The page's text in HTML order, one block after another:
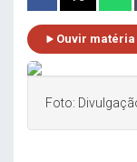
Ouvir matéria
Foto: